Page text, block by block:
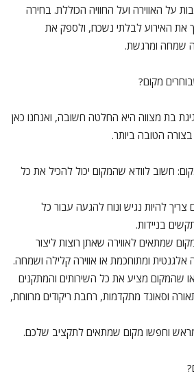
על האווירה ועל החוויה הכוללת. בחירה
את האירוע לבלתי נשכח, ולספק את
שמחה ומרגשת.
מקום?
בת מצווה היא החלטה חשובה, ואנחנו כאן
הטובה ביותר.
חשוב לוודא שהמקום יכול להכיל את כל
צריך להיות נגיש ונוח להגעה עבור כל
בניידות.
שמתאים לאווירה שאתן רוצות ליצור
אלגנטית ומתוחכמת או אווירה קלילה ושמחה.
שהמקום מציע את כל השירותים והמתקנים
וסאונד מתקדמות, רחבת ריקודים מרווחת,
וחפשו מקום שמתאים לתקציב שלכם.